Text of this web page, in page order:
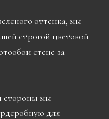
оттенка, мы
строгой цветовой
стене за
стороны мы
для